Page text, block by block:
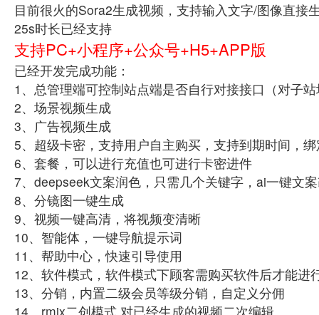
目前很火的Sora2生成视频，支持输入文字/图像直接
25s时长已经支持
支持PC+小程序+公众号+H5+APP版
已经开发完成功能：
1、总管理端可控制站点端是否自行对接接口（对子
2、场景视频生成
3、广告视频生成
5、超级卡密，支持用户自主购买，支持到期时间，
6、套餐，可以进行充值也可进行卡密进件
7、deepseek文案润色，只需几个关键字，ai一键文
8、分镜图一键生成
9、视频一键高清，将视频变清晰
10、智能体，一键导航提示词
11、帮助中心，快速引导使用
12、软件模式，软件模式下顾客需购买软件后才能进
13、分销，内置二级会员等级分销，自定义分佣
14、rmix二创模式,对已经生成的视频二次编辑